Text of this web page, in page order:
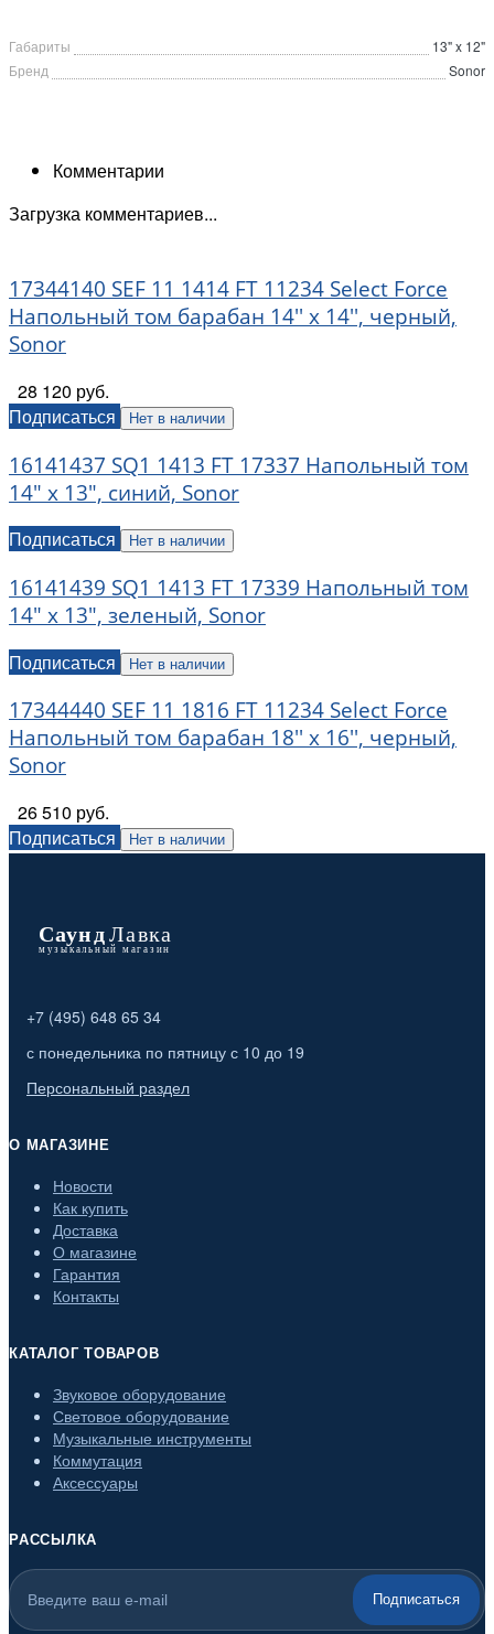
Габариты
13" x 12"
Бренд
Sonor
Комментарии
Загрузка комментариев...
17344140 SEF 11 1414 FT 11234 Select Force
Напольный том барабан 14'' x 14'', черный,
Sonor
28 120 руб.
Подписаться
Нет в наличии
16141437 SQ1 1413 FT 17337 Напольный том
14" x 13", синий, Sonor
Подписаться Нет в наличии
16141439 SQ1 1413 FT 17339 Напольный том
14" x 13", зеленый, Sonor
Подписаться Нет в наличии
17344440 SEF 11 1816 FT 11234 Select Force
Напольный том барабан 18'' x 16'', черный,
Sonor
26 510 руб.
Подписаться
Нет в наличии
+7 (495) 648 65 34
с понедельника по пятницу с 10 до 19
Персональный раздел
О МАГАЗИНЕ
Новости
Как купить
Доставка
О магазине
Гарантия
Контакты
КАТАЛОГ ТОВАРОВ
Звуковое оборудование
Световое оборудование
Музыкальные инструменты
Коммутация
Аксессуары
РАССЫЛКА
Подписаться